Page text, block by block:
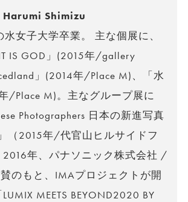
Harumi Shimizu
水女子大学卒業。 主な個展に、
IS GOD」(2015年/gallery
」(2014年/Place M)、「水
/Place M)。主なグループ展に
Photographers 日本の新進写真
（2015年/代官山ヒルサイドフ
2016年、パナソニック株式会社 /
のもと、IMAプロジェクトが開
MEETS BEYOND2020 BY